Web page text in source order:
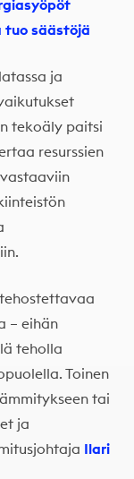
tuo säästöjä
ja
tekoäly paitsi
resurssien
– eihän
teholla
Toinen
tai
ja
Ilari